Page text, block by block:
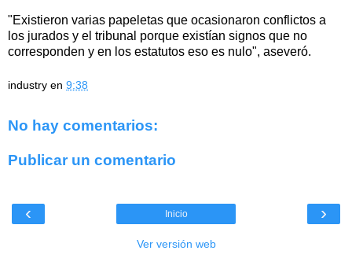
"Existieron varias papeletas que ocasionaron conflictos a
los jurados y el tribunal porque existían signos que no
corresponden y en los estatutos eso es nulo", aseveró.
industry en 9:38
No hay comentarios:
Publicar un comentario
‹ ›
Inicio
Ver versión web